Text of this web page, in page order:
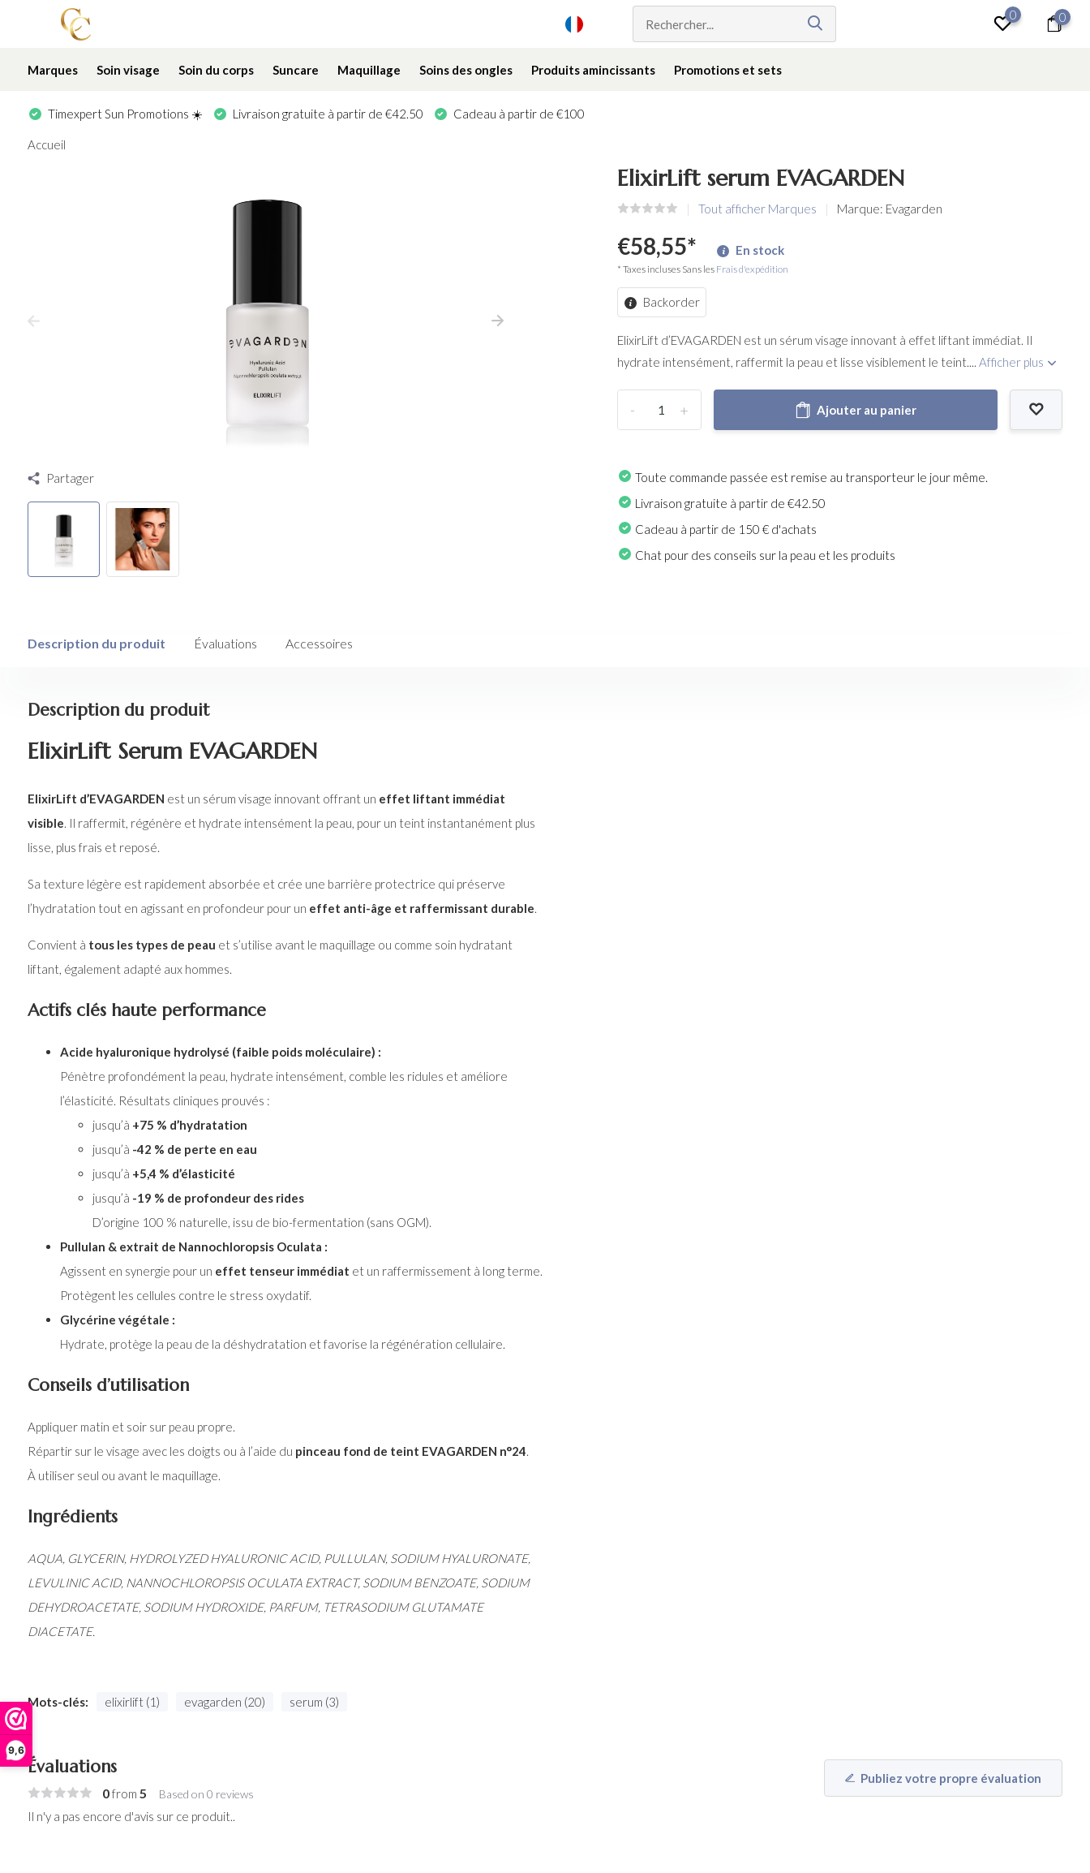
9,6
0 0
Marques Soin visage Soin du corps Suncare Maquillage Soins des ongles Produits amincissants Promotions et sets
Timexpert Sun Promotions ☀️ Livraison gratuite à partir de €42.50 Cadeau à partir de €100
Accueil
Partager
ElixirLift serum EVAGARDEN
Tout afficher Marques Marque: Evagarden
€58,55* En stock
* Taxes incluses Sans les Frais d'expédition
Backorder
ElixirLift d’EVAGARDEN est un sérum visage innovant à effet liftant immédiat. Il
hydrate intensément, raffermit la peau et lisse visiblement le teint.... Afficher plus
+
- Ajouter au panier
Toute commande passée est remise au transporteur le jour même.
Livraison gratuite à partir de €42.50
Cadeau à partir de 150 € d'achats
Chat pour des conseils sur la peau et les produits
Description du produit Évaluations Accessoires
Description du produit
ElixirLift Serum EVAGARDEN
ElixirLift d’EVAGARDEN est un sérum visage innovant offrant un effet liftant immédiat
visible . Il raffermit, régénère et hydrate intensément la peau, pour un teint instantanément plus
lisse, plus frais et reposé.
Sa texture légère est rapidement absorbée et crée une barrière protectrice qui préserve
l’hydratation tout en agissant en profondeur pour un effet anti-âge et raffermissant durable
Convient à tous les types de peau et s’utilise avant le maquillage ou comme soin hydratant
liftant, également adapté aux hommes.
Actifs clés haute performance
Acide hyaluronique hydrolysé (faible poids moléculaire) :
Pénètre profondément la peau, hydrate intensément, comble les ridules et améliore
l’élasticité. Résultats cliniques prouvés :
jusqu’à +75 % d’hydratation
jusqu’à -42 % de perte en eau
jusqu’à +5,4 % d’élasticité
jusqu’à -19 % de profondeur des rides
D’origine 100 % naturelle, issu de bio-fermentation (sans OGM).
Pullulan & extrait de Nannochloropsis Oculata :
Agissent en synergie pour un effet tenseur immédiat et un raffermissement à long terme.
Protègent les cellules contre le stress oxydatif.
Glycérine végétale :
Hydrate, protège la peau de la déshydratation et favorise la régénération cellulaire.
Conseils d’utilisation
Appliquer matin et soir sur peau propre.
Répartir sur le visage avec les doigts ou à l’aide du pinceau fond de teint EVAGARDEN n°24
À utiliser seul ou avant le maquillage.
Ingrédients
AQUA, GLYCERIN, HYDROLYZED HYALURONIC ACID, PULLULAN, SODIUM HYALURONATE,
LEVULINIC ACID, NANNOCHLOROPSIS OCULATA EXTRACT, SODIUM BENZOATE, SODIUM
DEHYDROACETATE, SODIUM HYDROXIDE, PARFUM, TETRASODIUM GLUTAMATE
DIACETATE.
Mots-clés: elixirlift (1) evagarden (20) serum (3)
Évaluations
0from 5 Based on 0 reviews
Publiez votre propre évaluation
Il n'y a pas encore d'avis sur ce produit..